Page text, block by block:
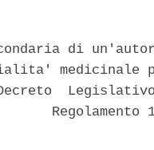
di
medicinale
Regolamento